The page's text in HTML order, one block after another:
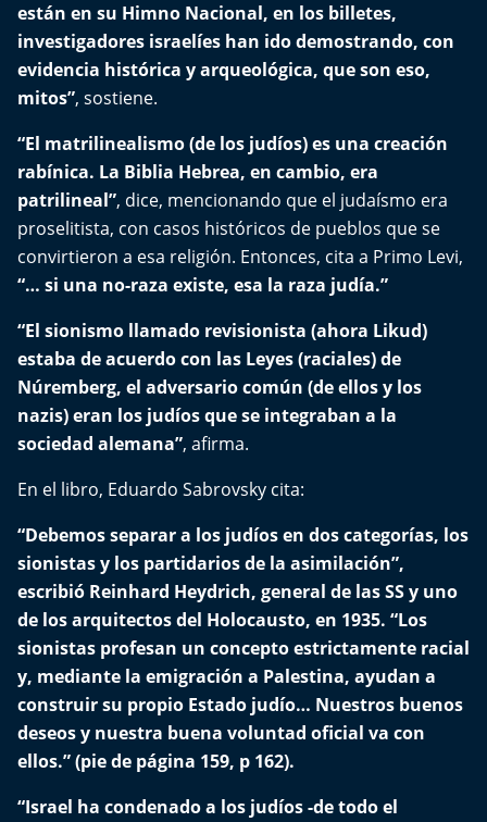
Impacto Tecnológico
Sesiones Dieciocheras
Expreso PM
Conecta Vida
El Mejor País de Chile
Bío Bío en Ruta
Especiales
Motorfem
Agenda Propia
Chile, Historia de 30 años
Carrera a La Moneda
Aquí Estamos
Sello de raza
están en su Himno Nacional, en los billetes,
investigadores israelíes han ido demostrando, con
evidencia histórica y arqueológica, que son eso,
mitos”, sostiene.
“El matrilinealismo (de los judíos) es una creación
rabínica. La Biblia Hebrea, en cambio, era
patrilineal”, dice, mencionando que el judaísmo era
proselitista, con casos históricos de pueblos que se
convirtieron a esa religión. Entonces, cita a Primo Levi,
“… si una no-raza existe, esa la raza judía.”
“El sionismo llamado revisionista (ahora Likud)
estaba de acuerdo con las Leyes (raciales) de
Núremberg, el adversario común (de ellos y los
nazis) eran los judíos que se integraban a la
sociedad alemana”, afirma.
En el libro, Eduardo Sabrovsky cita:
“Debemos separar a los judíos en dos categorías, los
sionistas y los partidarios de la asimilación”,
escribió Reinhard Heydrich, general de las SS y uno
de los arquitectos del Holocausto, en 1935. “Los
sionistas profesan un concepto estrictamente racial
y, mediante la emigración a Palestina, ayudan a
construir su propio Estado judío… Nuestros buenos
deseos y nuestra buena voluntad oficial va con
ellos.” (pie de página 159, p 162).
“Israel ha condenado a los judíos -de todo el